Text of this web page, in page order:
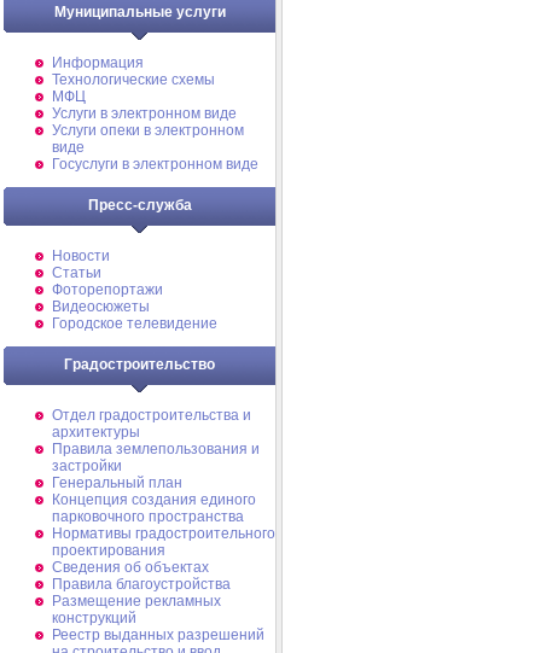
Муниципальные услуги
Информация
Технологические схемы
МФЦ
Услуги в электронном виде
Услуги опеки в электронном
виде
Госуслуги в электронном виде
Пресс-служба
Новости
Статьи
Фоторепортажи
Видеосюжеты
Городское телевидение
Градостроительство
Отдел градостроительства и
архитектуры
Правила землепользования и
застройки
Генеральный план
Концепция создания единого
парковочного пространства
Нормативы градостроительного
проектирования
Сведения об объектах
Правила благоустройства
Размещение рекламных
конструкций
Реестр выданных разрешений